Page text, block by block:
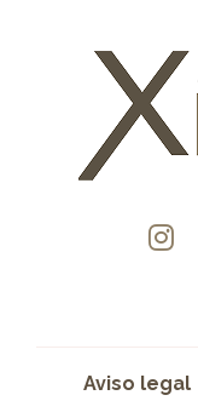
Aviso legal